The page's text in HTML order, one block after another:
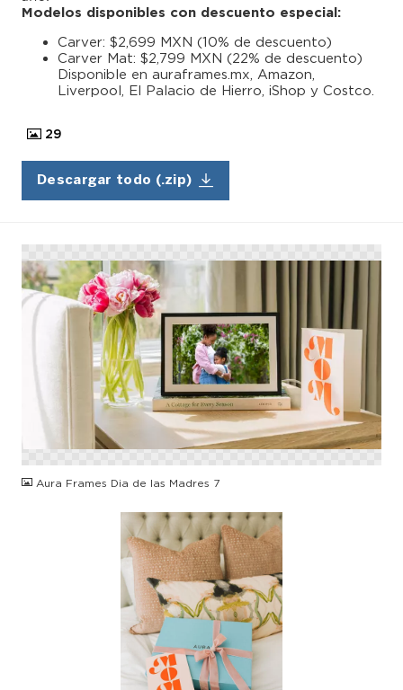
Modelos disponibles con descuento especial:
Carver: $2,699 MXN (10% de descuento)
Carver Mat: $2,799 MXN (22% de descuento)
Disponible en auraframes.mx, Amazon,
Liverpool, El Palacio de Hierro, iShop y Costco.
29
Descargar todo (.zip)
PNG
Aura Frames Dia de las Madres 7